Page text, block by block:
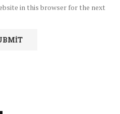
in this browser for the next